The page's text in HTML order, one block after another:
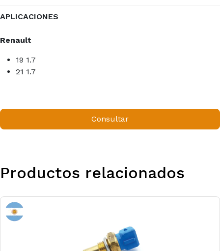
APLICACIONES
Renault
19 1.7
21 1.7
Consultar
Productos relacionados